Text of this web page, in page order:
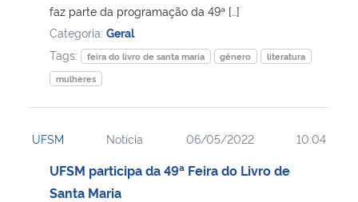
faz parte da programação da 49ª […]
Categoria: Geral
Tags:
feira do livro de santa maria gênero
literatura
mulheres
UFSM Notícia 06/05/2022 10:04
UFSM participa da 49ª Feira do Livro de
Santa Maria